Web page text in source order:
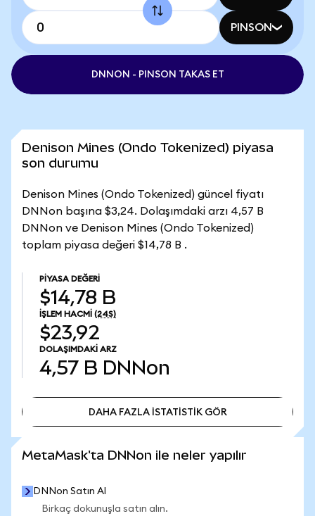
PINSON
DNNON - PINSON TAKAS ET
Denison Mines (Ondo Tokenized) piyasa
son durumu
Denison Mines (Ondo Tokenized) güncel fiyatı
DNNon başına $3,24. Dolaşımdaki arzı 4,57 B
DNNon ve Denison Mines (Ondo Tokenized)
toplam piyasa değeri $14,78 B .
PIYASA DEĞERI
$14,78 B
İŞLEM HACMI (24S)
$23,92
DOLAŞIMDAKI ARZ
4,57 B DNNon
DAHA FAZLA İSTATİSTİK GÖR
MetaMask'ta DNNon ile neler yapılır
DNNon Satın Al
Birkaç dokunuşla satın alın.